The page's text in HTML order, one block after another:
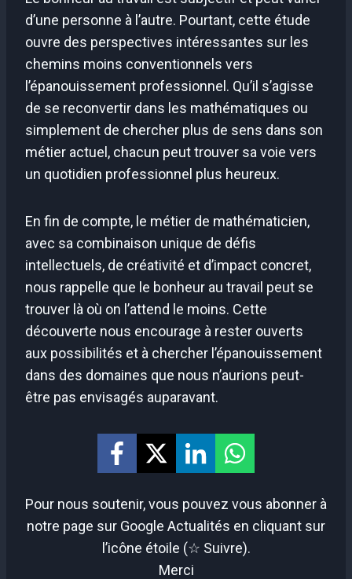
d’une personne à l’autre. Pourtant, cette étude
ouvre des perspectives intéressantes sur les
chemins moins conventionnels vers
l’épanouissement professionnel. Qu’il s’agisse
de se reconvertir dans les mathématiques ou
simplement de chercher plus de sens dans son
métier actuel, chacun peut trouver sa voie vers
un quotidien professionnel plus heureux.
En fin de compte, le métier de mathématicien,
avec sa combinaison unique de défis
intellectuels, de créativité et d’impact concret,
nous rappelle que le bonheur au travail peut se
trouver là où on l’attend le moins. Cette
découverte nous encourage à rester ouverts
aux possibilités et à chercher l’épanouissement
dans des domaines que nous n’aurions peut-
être pas envisagés auparavant.
Pour nous soutenir, vous pouvez vous abonner à
notre page sur Google Actualités en cliquant sur
l’icône étoile (☆ Suivre).
Merci